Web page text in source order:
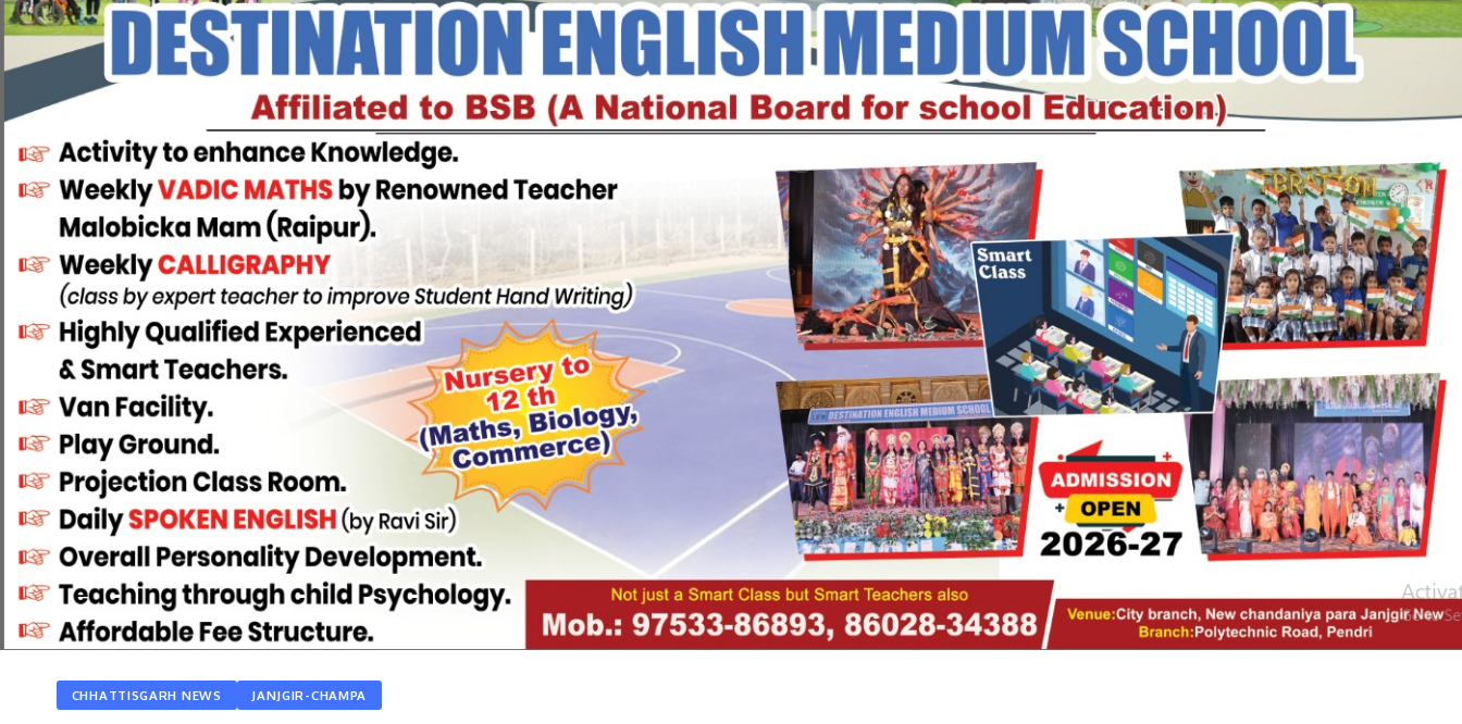
CHHATTISGARH NEWS JANJGIR-CHAMPA